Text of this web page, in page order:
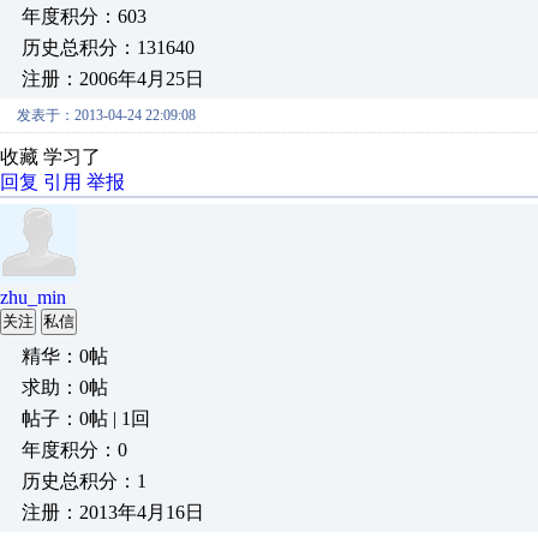
年度积分：603
历史总积分：131640
注册：2006年4月25日
发表于：2013-04-24 22:09:08
收藏 学习了
回复 引用 举报
zhu_min
关注 私信
精华：0帖
求助：0帖
帖子：0帖 | 1回
年度积分：0
历史总积分：1
注册：2013年4月16日